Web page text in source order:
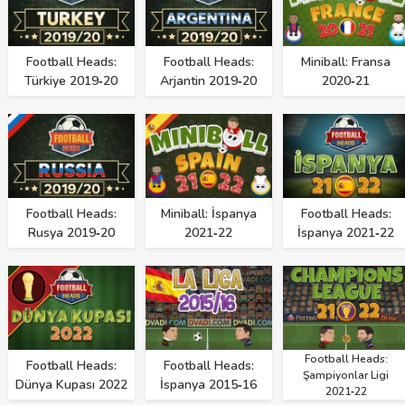
Football Heads:
Türkiye 2019‑20
Football Heads:
Arjantin 2019‑20
Miniball: Fransa
2020‑21
Football Heads:
Rusya 2019‑20
Miniball: İspanya
2021‑22
Football Heads:
İspanya 2021‑22
Football Heads:
Dünya Kupası 2022
Football Heads:
İspanya 2015‑16
Football Heads:
Şampiyonlar Ligi
2021‑22